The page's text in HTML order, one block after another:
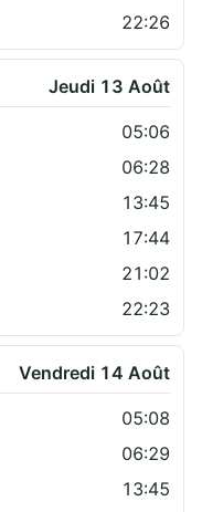
22:26
Jeudi 13 Août
05:06
06:28
13:45
17:44
21:02
22:23
Vendredi 14 Août
05:08
06:29
13:45